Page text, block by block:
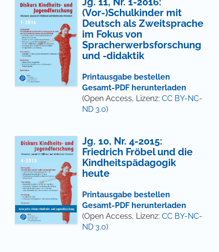
(Vor-)Schulkinder mit
Deutsch als Zweitsprache
im Fokus von
Spracherwerbsforschung
und -didaktik
Printausgabe bestellen
Gesamt-PDF herunterladen
(Open Access, Lizenz: CC BY-NC-
ND 3.0)
Jg. 10, Nr. 4-2015:
Friedrich Fröbel und die
Kindheitspädagogik
heute
Printausgabe bestellen
Gesamt-PDF herunterladen
(Open Access, Lizenz: CC BY-NC-
ND 3.0)